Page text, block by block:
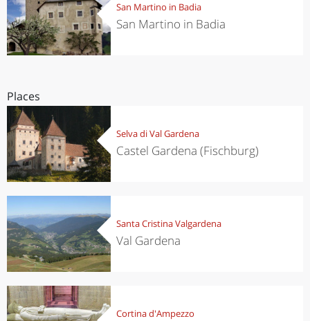
San Martino in Badia
San Martino in Badia
Places
Selva di Val Gardena
Castel Gardena (Fischburg)
Santa Cristina Valgardena
Val Gardena
Cortina d'Ampezzo